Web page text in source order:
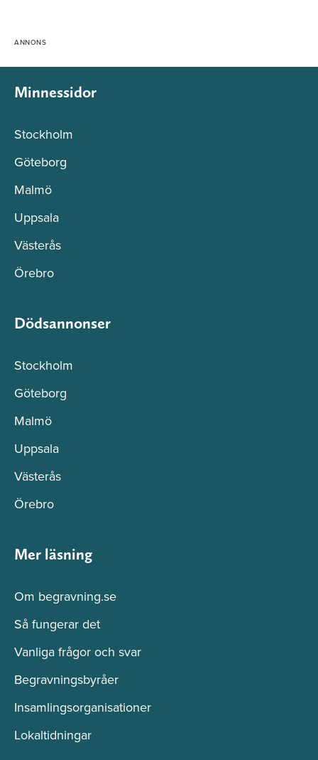
Minnessidor
Stockholm
Göteborg
Malmö
Uppsala
Västerås
Örebro
Dödsannonser
Stockholm
Göteborg
Malmö
Uppsala
Västerås
Örebro
Mer läsning
Om begravning.se
Så fungerar det
Vanliga frågor och svar
Begravningsbyråer
Insamlingsorganisationer
Lokaltidningar